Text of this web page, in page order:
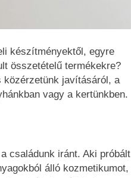
készítményektől, egyre
összetételű termékekre?
közérzetünk javításáról, a
vagy a kertünkben.
családunk iránt. Aki próbált
álló kozmetikumot,